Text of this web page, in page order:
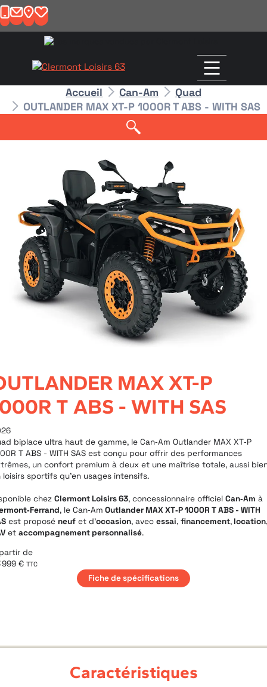
Accueil Can-Am
Quad
OUTLANDER MAX XT-P 1000R T ABS - WITH SAS
MAX XT-P
T ABS - WITH SAS
biplace ultra haut de gamme, le Can‑Am Outlander MAX XT‑P
T ABS - WITH SAS est conçu pour offrir des performances
un confort premium à deux et une maîtrise totale, aussi
loisirs sportifs qu’en usages intensifs.
chez Clermont Loisirs 63, concessionnaire officiel Can‑Am à
, le Can‑Am Outlander MAX XT‑P 1000R T ABS - WITH
est proposé neuf et d’occasion, avec essai, financement, location,
et accompagnement personnalisé.
de
999 € TTC
Fiche de spécifications
Caractéristiques